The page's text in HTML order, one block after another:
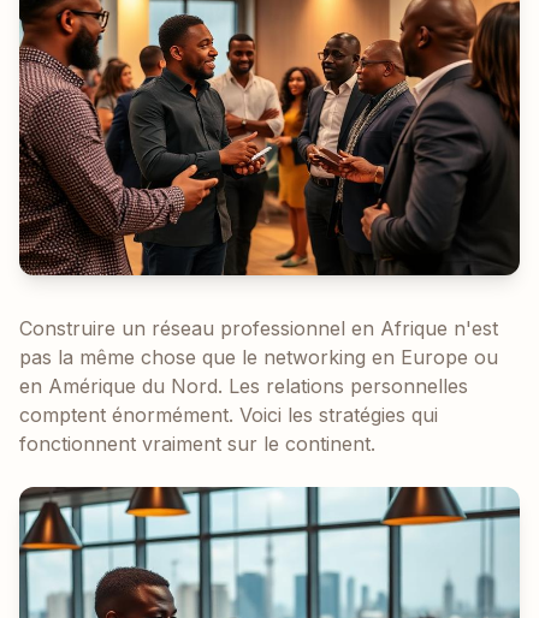
Construire un réseau professionnel en Afrique n'est
pas la même chose que le networking en Europe ou
en Amérique du Nord. Les relations personnelles
comptent énormément. Voici les stratégies qui
fonctionnent vraiment sur le continent.